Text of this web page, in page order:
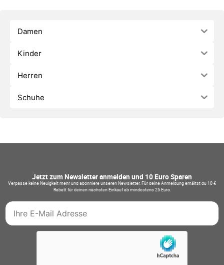
Damen
Kinder
Herren
Schuhe
Jetzt zum Newsletter anmelden und 10 Euro Sparen
Verpasse keine Neuigkeit mehr und abonniere unseren Newsletter. Für deine Anmeldung erhältst du 10 €
Rabatt für deinen nächsten Einkauf ab mindestens 25 Euro.